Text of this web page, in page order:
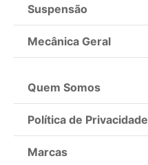
Suspensão
Mecânica Geral
Quem Somos
Política de Privacidade
Marcas